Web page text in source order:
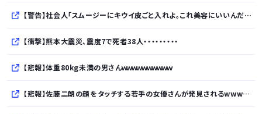
【警告】社会人「スムージーにキウイ皮ごと入れよ。これ美容にいいんだよね〜」→ 結果…
【衝撃】熊本大震災、震度7で死者38人・・・・・・・・・
【悲報】体重80kg未満の男さんｗｗｗｗｗｗｗｗｗｗ
【悲報】佐藤二朗の顔をタッチする若手の女優さんが発見されるwwwwwwwwwwwwww